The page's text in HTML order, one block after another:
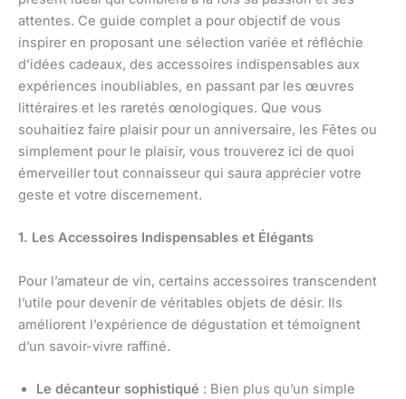
attentes. Ce guide complet a pour objectif de vous
inspirer en proposant une sélection variée et réfléchie
d’idées cadeaux, des accessoires indispensables aux
expériences inoubliables, en passant par les œuvres
littéraires et les raretés œnologiques. Que vous
souhaitiez faire plaisir pour un anniversaire, les Fêtes ou
simplement pour le plaisir, vous trouverez ici de quoi
émerveiller tout connaisseur qui saura apprécier votre
geste et votre discernement.
1. Les Accessoires Indispensables et Élégants
Pour l’amateur de vin, certains accessoires transcendent
l’utile pour devenir de véritables objets de désir. Ils
améliorent l’expérience de dégustation et témoignent
d’un savoir-vivre raffiné.
Le décanteur sophistiqué : Bien plus qu’un simple